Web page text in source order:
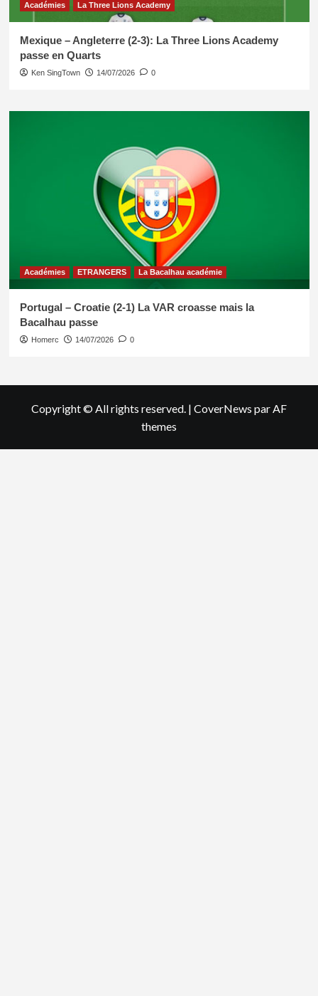
Académies La Three Lions Academy
Mexique – Angleterre (2-3): La Three Lions Academy
passe en Quarts
Ken SingTown 14/07/2026 0
Académies ETRANGERS La Bacalhau académie
Portugal – Croatie (2-1) La VAR croasse mais la
Bacalhau passe
Homerc 14/07/2026 0
Copyright © All rights reserved. | CoverNews par AF
themes